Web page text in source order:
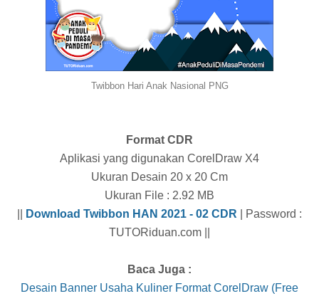
Twibbon Hari Anak Nasional PNG
Format CDR
Aplikasi yang digunakan CorelDraw X4
Ukuran Desain 20 x 20 Cm
Ukuran File : 2.92 MB
Download Twibbon HAN 2021 - 02 CDR | Password :
TUTORiduan.com ||
Baca Juga :
Desain Banner Usaha Kuliner Format CorelDraw (Free